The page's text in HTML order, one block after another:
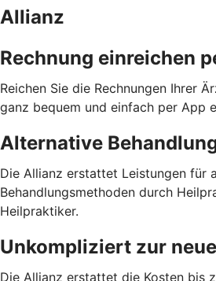
Allianz
Rechnung einreichen
Reichen Sie die Rechnungen Ihrer
ganz bequem und einfach per App
Alternative
Die Allianz erstattet Leistungen für
Behandlungsmethoden durch
Heilpraktiker.
Unkompliziert zur
Die Allianz erstattet die Kosten bis